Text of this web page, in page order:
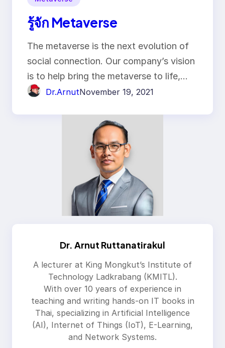
รู้จัก Metaverse
The metaverse is the next evolution of
social connection. Our company’s vision
is to help bring the metaverse to life,…
Dr.ArnutNovember 19, 2021
Dr. Arnut Ruttanatirakul
A lecturer at King Mongkut’s Institute of
Technology Ladkrabang (KMITL).
With over 10 years of experience in
teaching and writing hands-on IT books in
Thai, specializing in Artificial Intelligence
(AI), Internet of Things (IoT), E-Learning,
and Network Systems.